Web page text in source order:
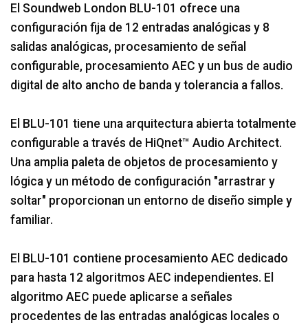
El Soundweb London BLU-101 ofrece una
configuración fija de 12 entradas analógicas y 8
salidas analógicas, procesamiento de señal
configurable, procesamiento AEC y un bus de audio
digital de alto ancho de banda y tolerancia a fallos.
El BLU-101 tiene una arquitectura abierta totalmente
configurable a través de HiQnet™ Audio Architect.
Una amplia paleta de objetos de procesamiento y
lógica y un método de configuración "arrastrar y
soltar" proporcionan un entorno de diseño simple y
familiar.
El BLU-101 contiene procesamiento AEC dedicado
para hasta 12 algoritmos AEC independientes. El
algoritmo AEC puede aplicarse a señales
procedentes de las entradas analógicas locales o